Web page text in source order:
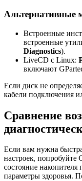
Альтернативные
Встроенные
встроенные
Diagnostics).
LiveCD с Linux:
включают
Если диск не
кабели подключения
Сравнение
Если вам нужна
настроек, попробуйте
состояние
параметры здоровья.